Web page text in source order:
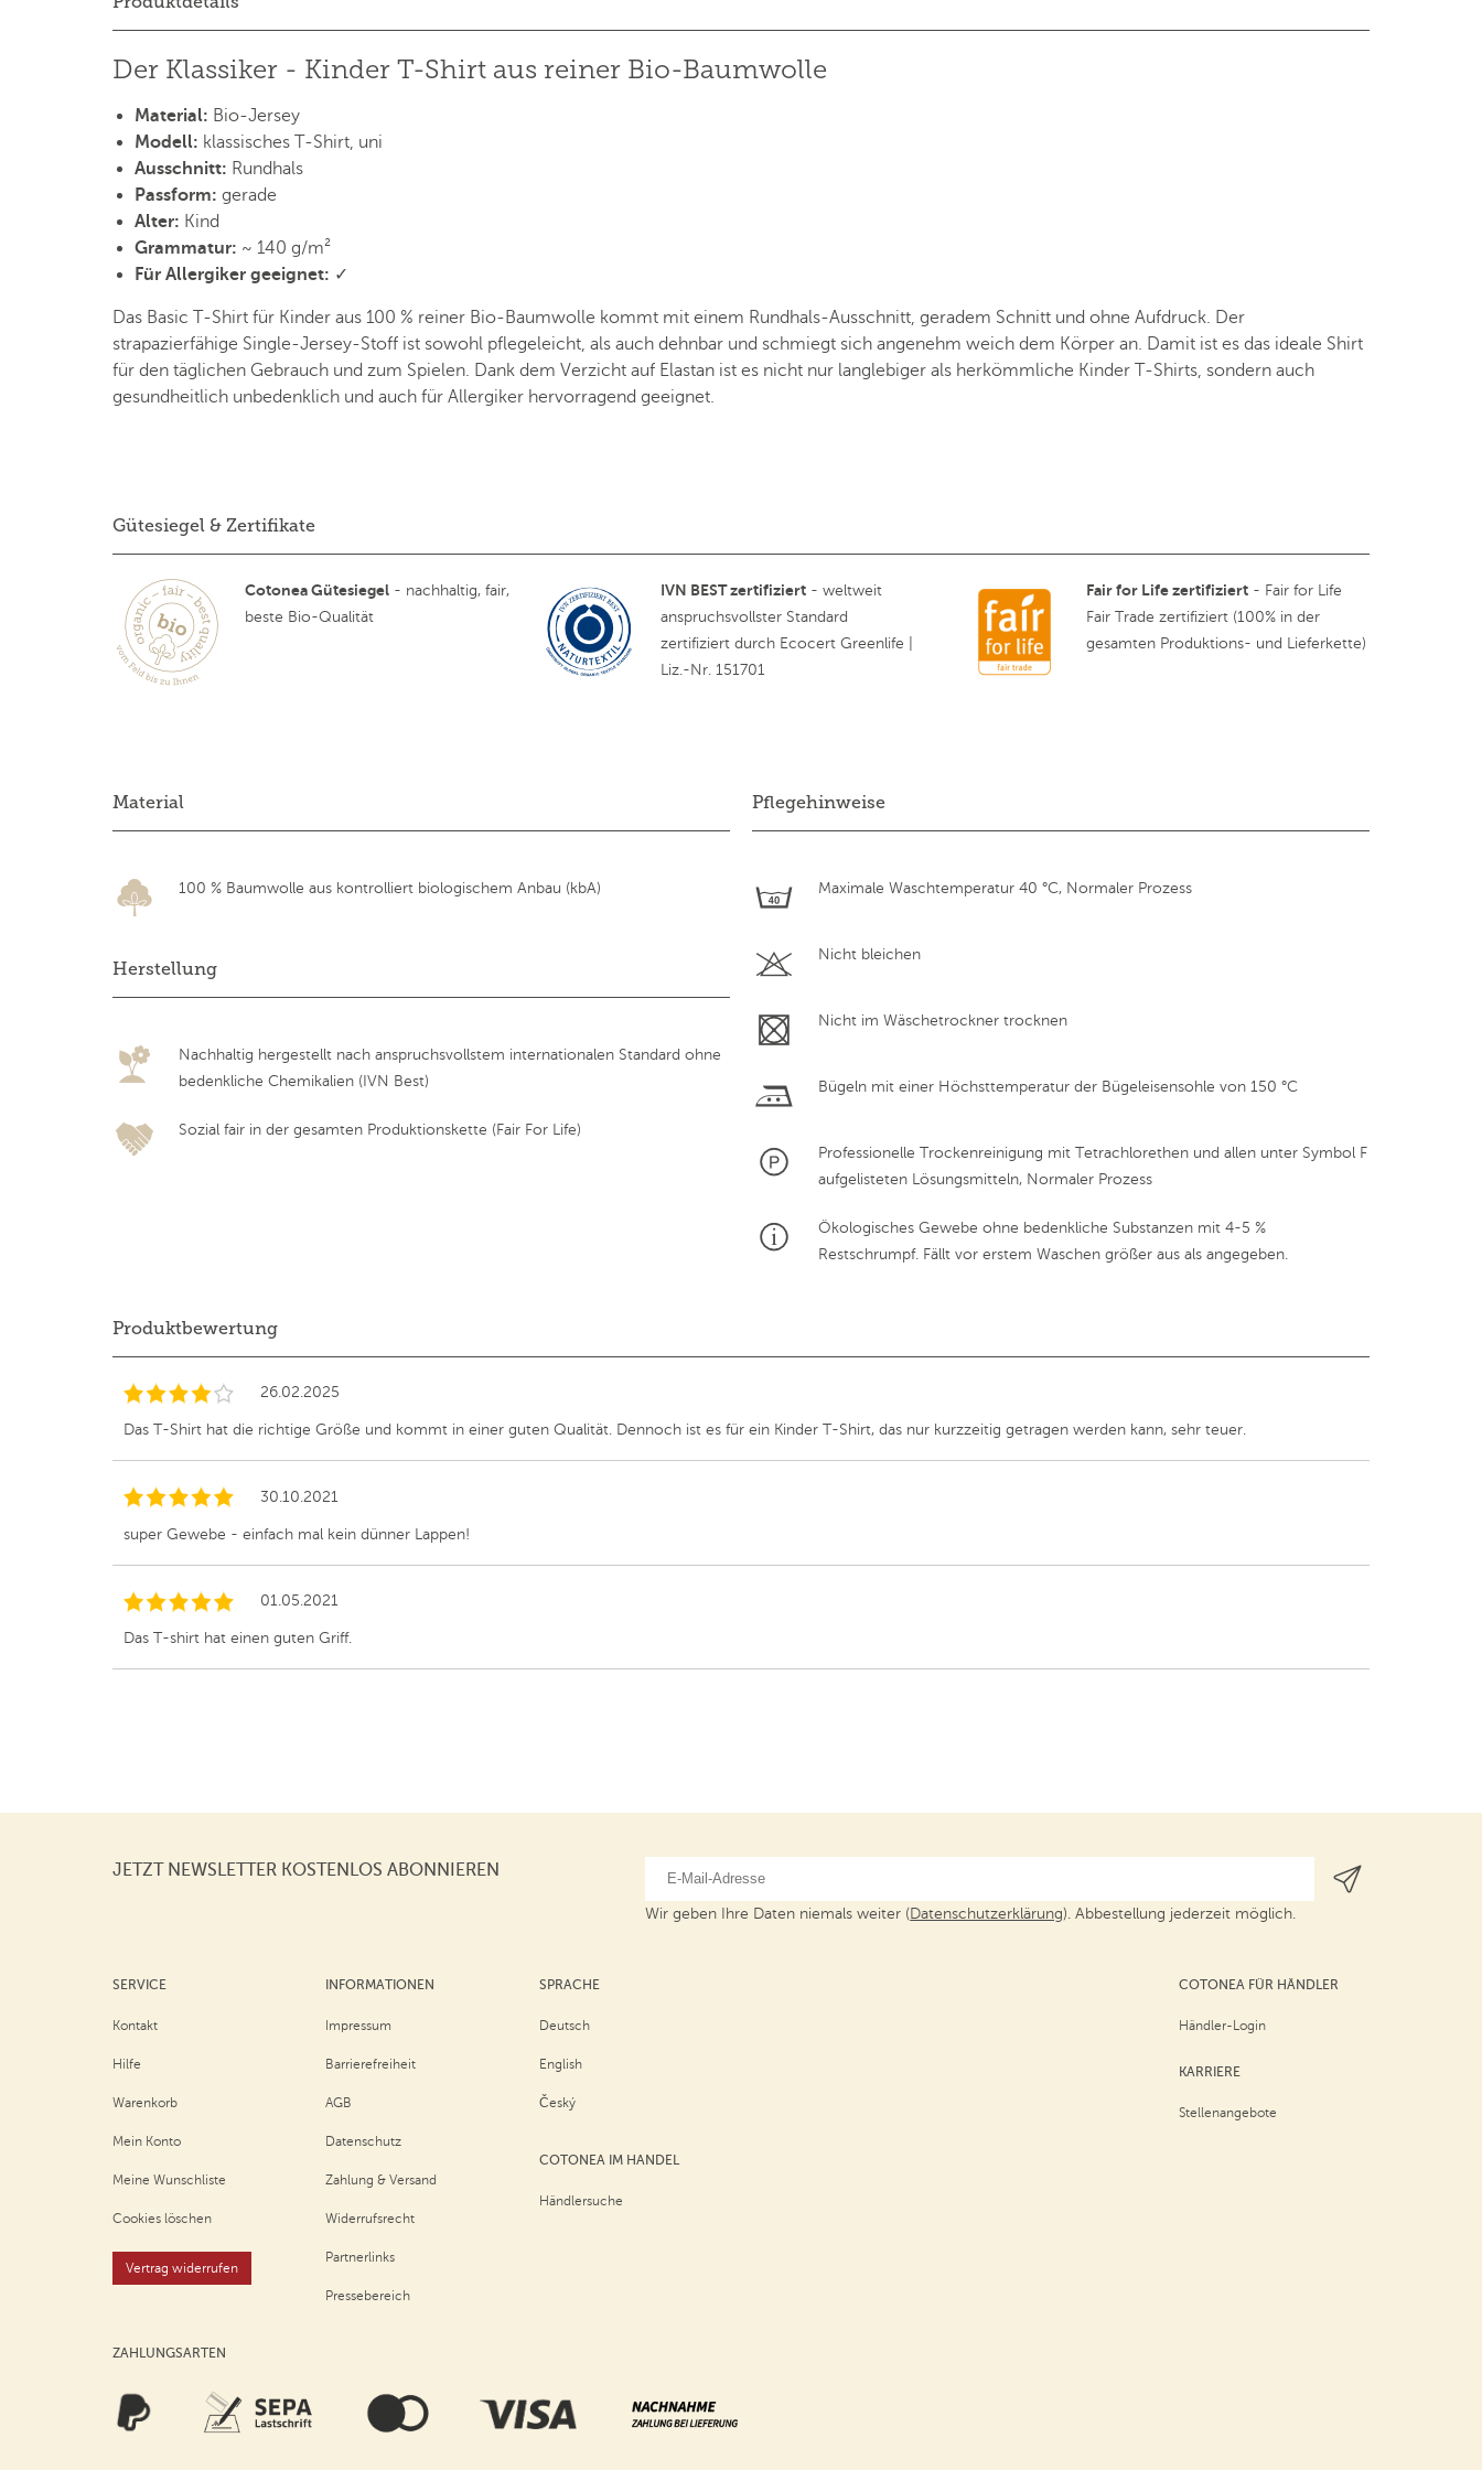
Der Klassiker - Kinder T-Shirt aus reiner Bio-Baumwolle
Material: Bio-Jersey
Modell: klassisches T-Shirt, uni
Ausschnitt: Rundhals
Passform: gerade
Alter: Kind
Grammatur: ~ 140 g/m²
Für Allergiker geeignet: ✓
Das Basic T-Shirt für Kinder aus 100 % reiner Bio-Baumwolle kommt mit einem Rundhals-Ausschnitt, geradem Schnitt und ohne Aufdruck. Der
strapazierfähige Single-Jersey-Stoff ist sowohl pflegeleicht, als auch dehnbar und schmiegt sich angenehm weich dem Körper an. Damit ist es das ideale Shirt
für den täglichen Gebrauch und zum Spielen. Dank dem Verzicht auf Elastan ist es nicht nur langlebiger als herkömmliche Kinder T-Shirts, sondern auch
gesundheitlich unbedenklich und auch für Allergiker hervorragend geeignet.
Gütesiegel & Zertifikate
Cotonea Gütesiegel - nachhaltig, fair,
beste Bio-Qualität
IVN BEST zertifiziert- weltweit
anspruchsvollster Standard
zertifiziert durch Ecocert Greenlife |
Liz.-Nr. 151701
Fair for Life zertifiziert - Fair for Life
Fair Trade zertifiziert (100% in der
gesamten Produktions- und Lieferkette)
Material
100 % Baumwolle aus kontrolliert biologischem Anbau (kbA)
Herstellung
Nachhaltig hergestellt nach anspruchsvollstem internationalen Standard ohne
bedenkliche Chemikalien (IVN Best)
Sozial fair in der gesamten Produktionskette (Fair For Life)
Pflegehinweise
Maximale Waschtemperatur 40 °C, Normaler Prozess
Nicht bleichen
Nicht im Wäschetrockner trocknen
Bügeln mit einer Höchsttemperatur der Bügeleisensohle von 150 °C
Professionelle Trockenreinigung mit Tetrachlorethen und allen unter Symbol F
aufgelisteten Lösungsmitteln, Normaler Prozess
Ökologisches Gewebe ohne bedenkliche Substanzen mit 4-5 %
Restschrumpf. Fällt vor erstem Waschen größer aus als angegeben.
Produktbewertung
26.02.2025
Das T-Shirt hat die richtige Größe und kommt in einer guten Qualität. Dennoch ist es für ein Kinder T-Shirt, das nur kurzzeitig getragen werden kann, sehr teuer.
30.10.2021
super Gewebe - einfach mal kein dünner Lappen!
01.05.2021
Das T-shirt hat einen guten Griff.
JETZT NEWSLETTER KOSTENLOS ABONNIEREN
Wir geben Ihre Daten niemals weiter (Datenschutzerklärung). Abbestellung jederzeit möglich.
SERVICE
Kontakt
Hilfe
Warenkorb
Mein Konto
Meine Wunschliste
Cookies löschen
Vertrag widerrufen
INFORMATIONEN
Impressum
Barrierefreiheit
AGB
Datenschutz
Zahlung & Versand
Widerrufsrecht
Partnerlinks
Pressebereich
SPRACHE
Deutsch
English
Český
COTONEA IM HANDEL
Händlersuche
COTONEA FÜR HÄNDLER
Händler-Login
KARRIERE
Stellenangebote
ZAHLUNGSARTEN